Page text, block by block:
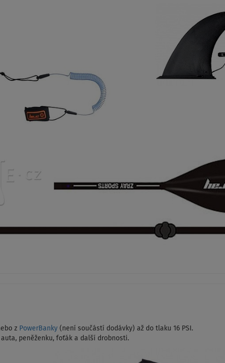
z PowerBanky (není součástí dodávky) až do tlaku 16 PSI.
peněženku, foťák a další drobnosti.